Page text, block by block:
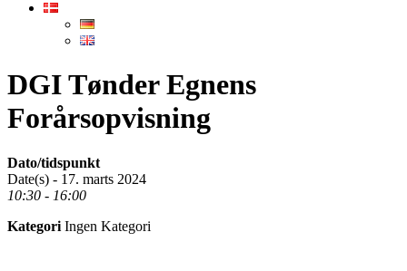
DGI Tønder Egnens
Forårsopvisning
Dato/tidspunkt
Date(s) - 17. marts 2024
10:30 - 16:00
Kategori Ingen Kategori